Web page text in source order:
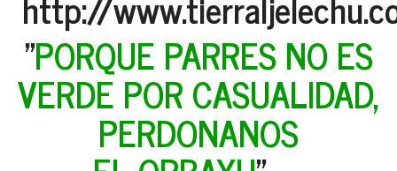
"PORQUE PARRES NO ES
VERDE POR CASUALIDAD,
PERDONANOS